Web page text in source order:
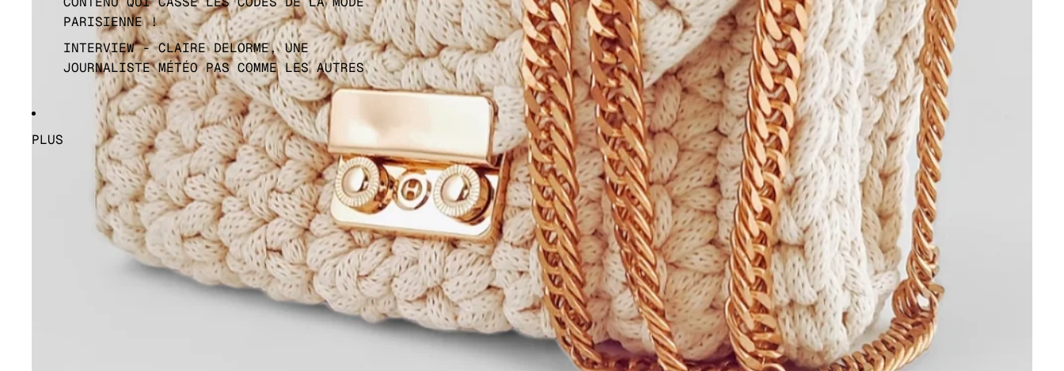
PARISIENNE !
INTERVIEW - CLAIRE DELORME, UNE
JOURNALISTE MÉTÉO PAS COMME LES AUTRES
PLUS